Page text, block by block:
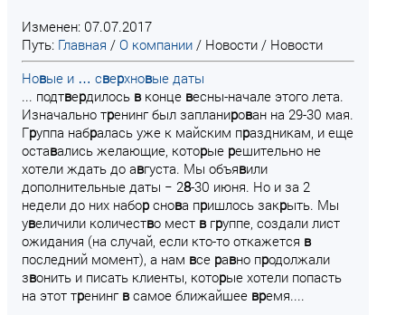
Изменен: 07.07.2017
Путь: Главная / О компании / Новости / Новости
Новые и … сверхновые даты
... подтвердилось вконце весны-начале этого лета.
Изначально тренинг был запланирован на 29-30 мая.
Группа набралась уже к майским праздникам, и еще
оставались желающие, которые решительно не
хотели ждать до августа. Мы объявили
дополнительные даты − 28-30 июня. Но и за 2
недели до них наборснова пришлось закрыть. Мы
увеличили количество мест вгруппе, создали лист
ожидания (на случай, если кто-то откажется в
последний момент), а нам все равно продолжали
звонить и писать клиенты, которые хотели попасть
на этот тренинг всамое ближайшее время....